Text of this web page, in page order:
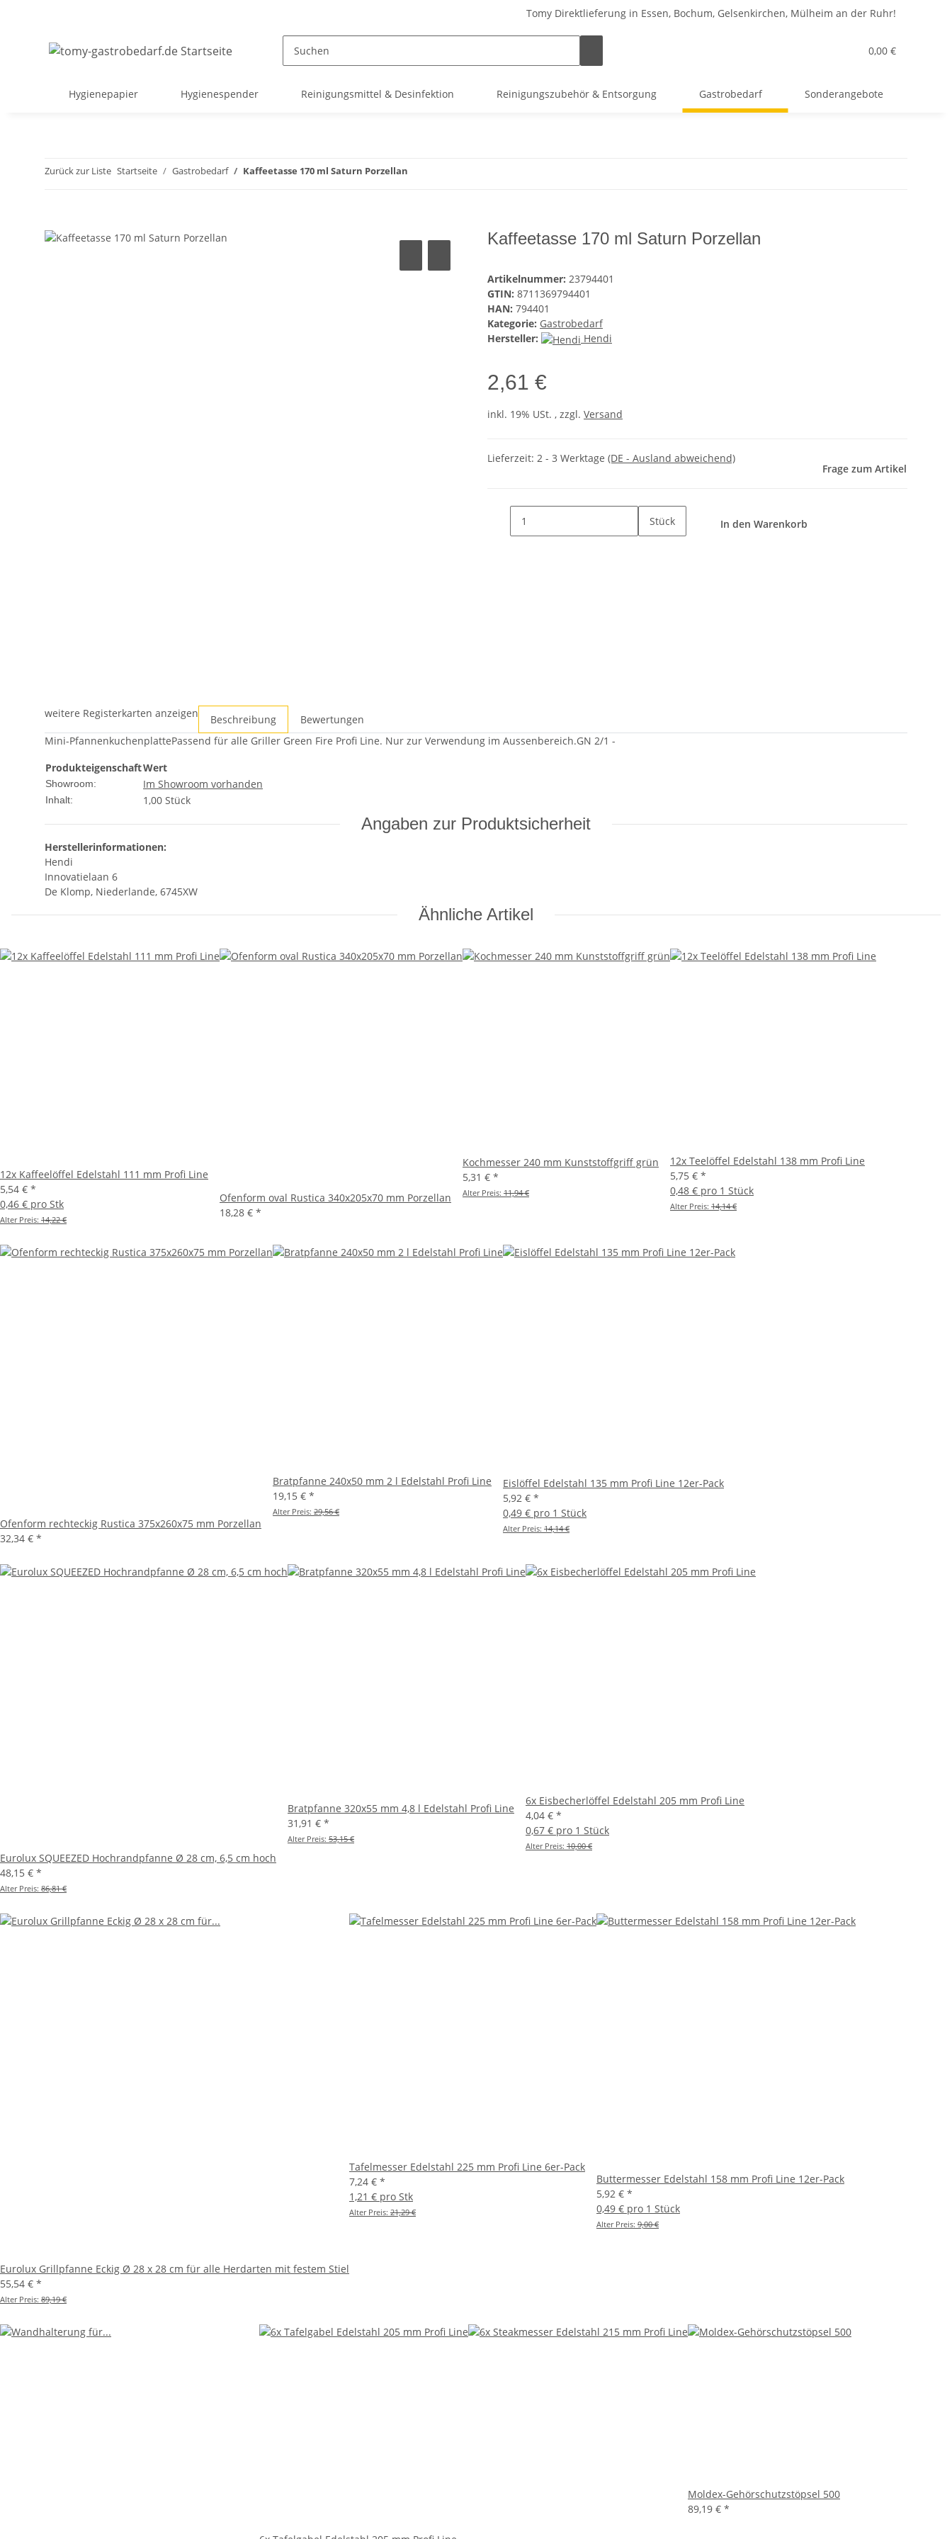
Tomy Direktlieferung in Essen, Bochum, Gelsenkirchen, Mülheim an der Ruhr!
0,00 €
Hygienepapier Hygienespender Reinigungsmittel & Desinfektion Reinigungszubehör & Entsorgung Gastrobedarf Sonderangebote
Zurück zur Liste Startseite Gastrobedarf Kaffeetasse 170 ml Saturn Porzellan
Kaffeetasse 170 ml Saturn Porzellan
Artikelnummer: 23794401
GTIN: 8711369794401
HAN: 794401
Kategorie: Gastrobedarf
Hersteller:
Hendi
2,61 €
inkl. 19% USt. , zzgl. Versand
Lieferzeit: 2 - 3 Werktage (DE - Ausland abweichend)
Frage zum Artikel
Stück In den Warenkorb
weitere Registerkarten anzeigen Beschreibung
Bewertungen
Mini-PfannenkuchenplattePassend für alle Griller Green Fire Profi Line. Nur zur Verwendung im Aussenbereich.GN 2/1 -
ProdukteigenschaftWert
Showroom: Im Showroom vorhanden
Inhalt: 1,00 Stück
Angaben zur Produktsicherheit
Herstellerinformationen:
Hendi
Innovatielaan 6
De Klomp, Niederlande, 6745XW
Ähnliche Artikel
12x Kaffeelöffel Edelstahl 111 mm Profi Line
5,54 € *
0,46 € pro Stk
Alter Preis: 14,22 €
Ofenform oval Rustica 340x205x70 mm Porzellan
18,28 € *
Kochmesser 240 mm Kunststoffgriff grün
5,31 € *
Alter Preis: 11,94 €
12x Teelöffel Edelstahl 138 mm Profi Line
5,75 € *
0,48 € pro 1 Stück
Alter Preis: 14,14 €
Ofenform rechteckig Rustica 375x260x75 mm Porzellan
32,34 € *
Bratpfanne 240x50 mm 2 l Edelstahl Profi Line
19,15 € *
Alter Preis: 29,56 €
Eislöffel Edelstahl 135 mm Profi Line 12er-Pack
5,92 € *
0,49 € pro 1 Stück
Alter Preis: 14,14 €
Eurolux SQUEEZED Hochrandpfanne Ø 28 cm, 6,5 cm hoch
48,15 € *
Alter Preis: 86,81 €
Bratpfanne 320x55 mm 4,8 l Edelstahl Profi Line
31,91 € *
Alter Preis: 53,15 €
6x Eisbecherlöffel Edelstahl 205 mm Profi Line
4,04 € *
0,67 € pro 1 Stück
Alter Preis: 10,00 €
Eurolux Grillpfanne Eckig Ø 28 x 28 cm für alle Herdarten mit festem Stiel
55,54 € *
Alter Preis: 89,19 €
Tafelmesser Edelstahl 225 mm Profi Line 6er-Pack
7,24 € *
1,21 € pro Stk
Alter Preis: 21,29 €
Buttermesser Edelstahl 158 mm Profi Line 12er-Pack
5,92 € *
0,49 € pro 1 Stück
Alter Preis: 9,00 €
Moldex-Gehörschutzstöpsel 500
89,19 € *